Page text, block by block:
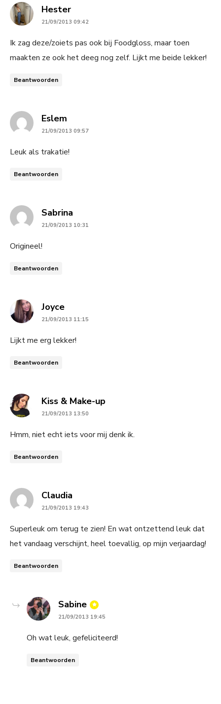
Hestersays:
21/09/2013 09:42
Ik zag deze/zoiets pas ook bij Foodgloss, maar toen
maakten ze ook het deeg nog zelf. Lijkt me beide lekker!
Beantwoorden
Eslem
21/09/2013 09:57
Leuk als trakatie!
Beantwoorden
Sabrina
21/09/2013 10:31
Origineel!
Beantwoorden
Joycesays:
21/09/2013 11:15
Lijkt me erg lekker!
Beantwoorden
Kiss & Make-up
21/09/2013 13:50
Hmm, niet echt iets voor mij denk ik.
Beantwoorden
Claudia
21/09/2013 19:43
Superleuk om terug te zien! En wat ontzettend leuk dat
het vandaag verschijnt, heel toevallig, op mijn verjaardag!
Beantwoorden
Sabine says:
21/09/2013 19:45
Oh wat leuk, gefeliciteerd!
Beantwoorden